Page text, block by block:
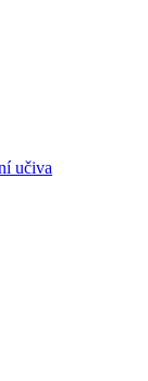
učiva